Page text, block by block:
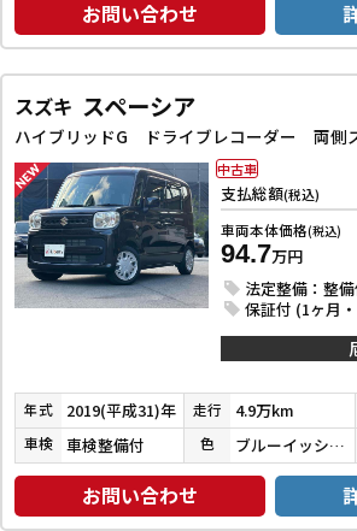
お問い合わせ
スズキ スペーシア
支払総額(税込)
車両本体価格(税込)
94.7万円
法定整備：整
保証付 (1ヶ月
中古車
年式 2019(平成31)年 走行 4.9万km
車検 車検整備付 色 ブルーイッシュブラックパール３
お問い合わせ